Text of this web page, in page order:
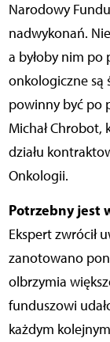
Narodowy
nadwykonań.
a byłoby nim po
onkologiczne są
powinny być po
Michał
działu
Onkologii.
Potrzebny jest
Ekspert zwrócił
zanotowano
olbrzymia
funduszowi
każdym